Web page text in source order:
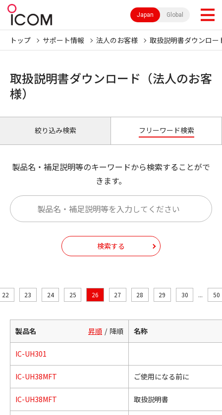
Japan Global
トップ サポート情報 法人のお客様 取扱説明書ダウンロー
取扱説明書ダウンロード（法人のお客
様）
絞り込み検索 フリーワード検索
製品名・補足説明等のキーワードから検索することがで
きます。
検索する
22 23 24 25 26 27 28 29 30 ... 50
製品名 昇順 降順 名称
IC-UH301
IC-UH38MFT ご使用になる前に
IC-UH38MFT 取扱説明書